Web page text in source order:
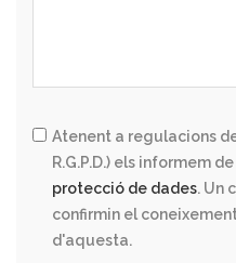
Atenent a regulacions
R.G.P.D.) els informem de
protecció de dades. Un
confirmin el
d'aquesta.